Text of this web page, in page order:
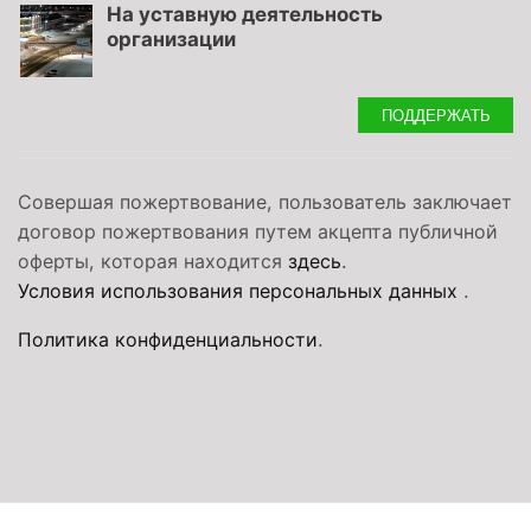
На уставную деятельность
организации
ПОДДЕРЖАТЬ
Совершая пожертвование, пользователь заключает
договор пожертвования путем акцепта публичной
оферты, которая находится здесь.
Условия использования персональных данных .
Политика конфиденциальности.